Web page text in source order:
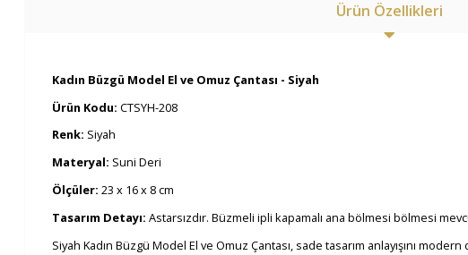
Ürün Özellikleri
Kadın Büzgü Model El ve Omuz Çantası - Siyah
Ürün Kodu: CTSYH-208
Renk: Siyah
Materyal: Suni Deri
Ölçüler: 23 x 16 x 8 cm
Tasarım Detayı: Astarsızdır. Büzmeli ipli kapamalı ana bölmesi bölmesi
Siyah Kadın Büzgü Model El ve Omuz Çantası, sade tasarım anlayışını